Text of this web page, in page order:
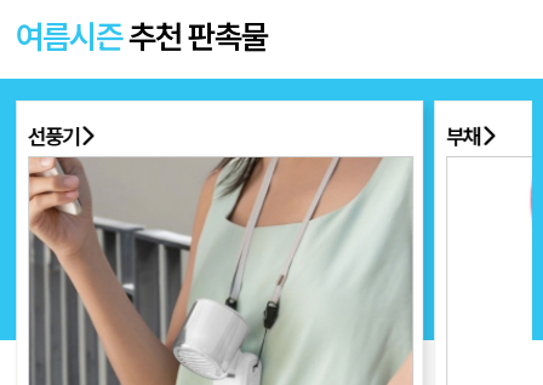
여름시즌추천 판촉물
선풍기 부채